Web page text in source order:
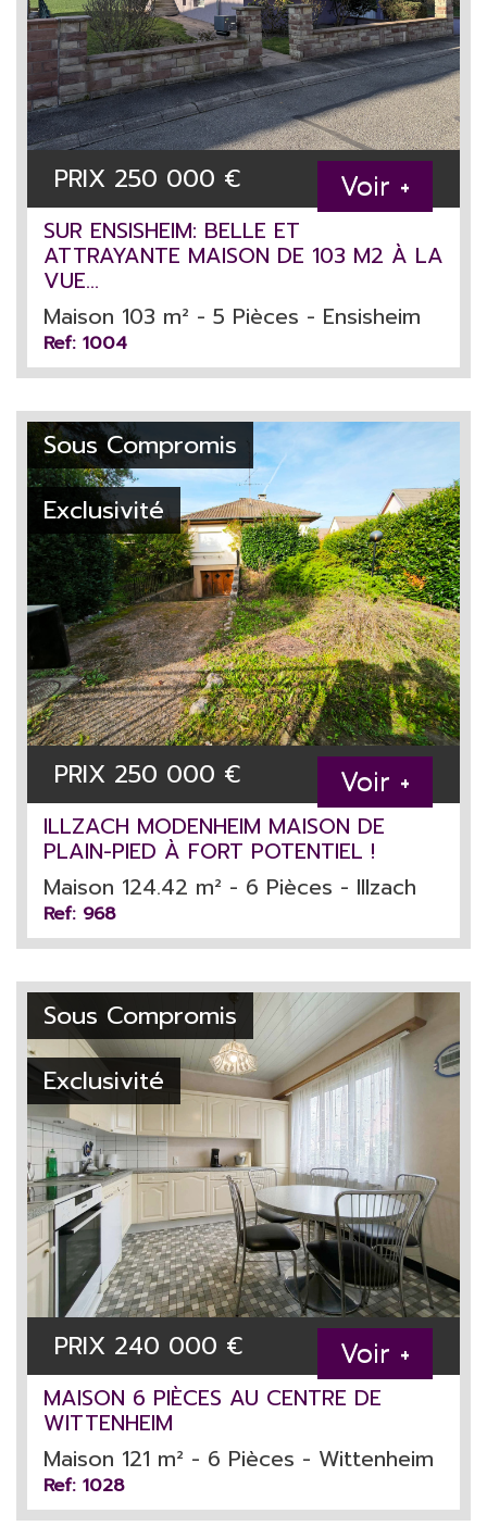
PRIX 250 000 € Voir +
SUR ENSISHEIM: BELLE ET
ATTRAYANTE MAISON DE 103 M2 À LA
VUE...
Maison 103 m² - 5 Pièces - Ensisheim
Ref: 1004
Sous Compromis
Exclusivité
PRIX 250 000 € Voir +
ILLZACH MODENHEIM MAISON DE
PLAIN-PIED À FORT POTENTIEL !
Maison 124.42 m² - 6 Pièces - Illzach
Ref: 968
Sous Compromis
Exclusivité
PRIX 240 000 € Voir +
MAISON 6 PIÈCES AU CENTRE DE
WITTENHEIM
Maison 121 m² - 6 Pièces - Wittenheim
Ref: 1028